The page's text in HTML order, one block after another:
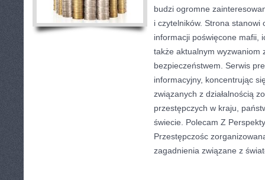
budzi ogromne
i czytelników. Strona stanowi
informacji poświęcone mafii,
także aktualnym wyzwaniom
bezpieczeństwem. Serwis
informacyjny, koncentrując
związanych z działalnością
przestępczych w kraju,
świecie. Polecam Z
Przestępczośc
zagadnienia związane z